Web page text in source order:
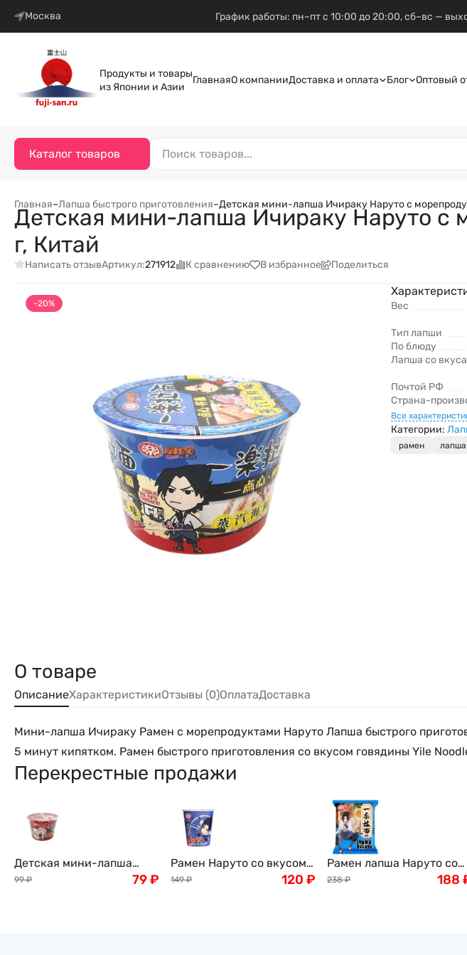
Москва График работы: пн–пт с 10:00 до 20:00, сб–вс —
Продукты и товары
из Японии и Азии
ГлавнаяО компанииДоставка и оплата Блог Оптовый
Каталог товаров
Главная–Лапша быстрого приготовления–Детская мини-лапша Ичираку Наруто с
Детская мини-лапша Ичираку Наруто с
г, Китай
Написать отзывАртикул:271912 К сравнению В избранное Поделиться
-20% Вес
Тип лапши
По блюду
Лапша со
Почтой РФ
Страна-
Все
Категории:
рамен лапша
О товаре
ОписаниеХарактеристикиОтзывы (0)ОплатаДоставка
Мини-лапша Ичираку Рамен с морепродуктами Наруто Лапша быстрого
5 минут кипятком. Рамен быстрого приготовления со вкусом говядины Yile
Перекрестные продажи
Детская мини-лапша
Ичираку Наруто со
99 ₽ 79₽
Рамен Наруто со вкусом
морепродуктов Naruto
149 ₽ 120 ₽
Рамен лапша Наруто со
вкусом морепродуктов,
238 ₽ 188